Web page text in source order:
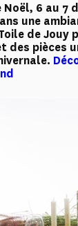
Noël, 6 au 7
une
de Jouy
des pièces